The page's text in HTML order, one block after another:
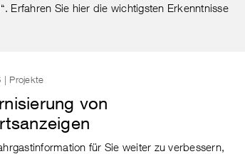
Erfahren Sie hier die wichtigsten Erkenntnisse
| Projekte
von
für Sie weiter zu verbessern,